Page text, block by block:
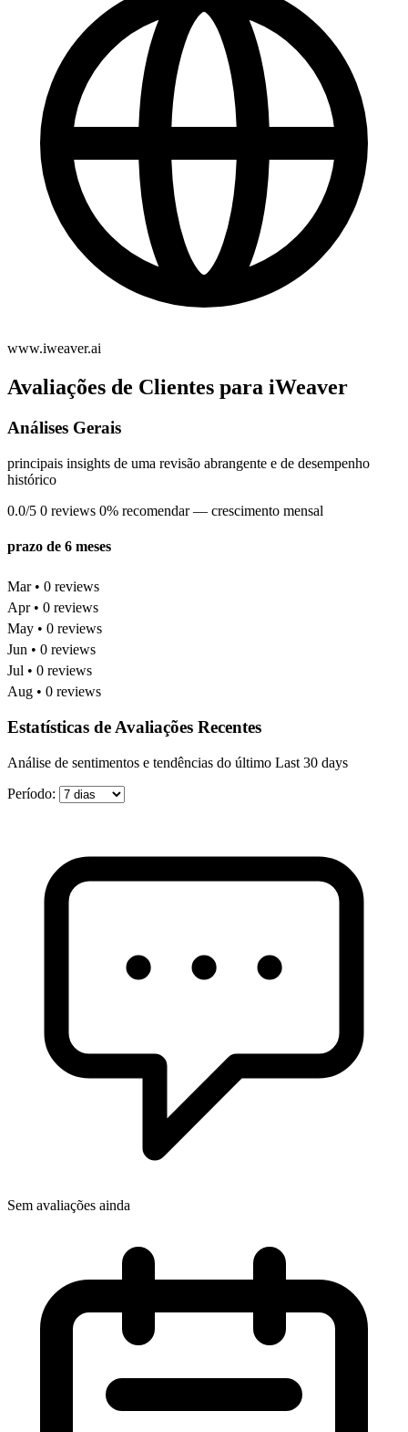
www.iweaver.ai
Avaliações de Clientes para iWeaver
Análises Gerais
principais insights de uma revisão abrangente e de desempenho
histórico
0.0/5 0 reviews 0% recomendar — crescimento mensal
prazo de 6 meses
Mar • 0 reviews
Apr • 0 reviews
May • 0 reviews
Jun • 0 reviews
Jul • 0 reviews
Aug • 0 reviews
Estatísticas de Avaliações Recentes
Análise de sentimentos e tendências do último Last 30 days
Período:
Sem avaliações ainda